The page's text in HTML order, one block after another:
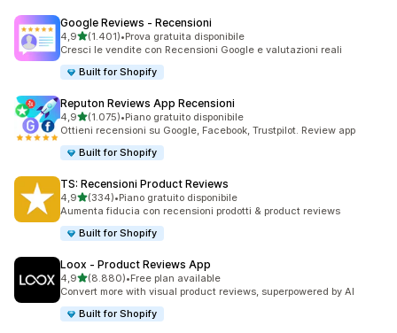
Google Reviews ‑ Recensioni
4,9stelle su 5
(1.401)
1401 recensioni totali
•Prova gratuita disponibile
Cresci le vendite con Recensioni Google e valutazioni reali
Built for Shopify
Reputon Reviews App Recensioni
4,9stelle su 5
(1.075)
1075 recensioni totali
•Piano gratuito disponibile
Ottieni recensioni su Google, Facebook, Trustpilot. Review app
Built for Shopify
TS: Recensioni Product Reviews
4,9stelle su 5
(334)
334 recensioni totali
•Piano gratuito disponibile
Aumenta fiducia con recensioni prodotti & product reviews
Built for Shopify
Loox ‑ Product Reviews App
4,9stelle su 5
(8.880)
8880 recensioni totali
•Free plan available
Convert more with visual product reviews, superpowered by AI
Built for Shopify